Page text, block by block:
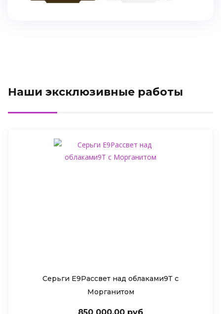
Наши эксклюзивные работы
Серьги Е9Рассвет над облаками9Т c
Морганитом